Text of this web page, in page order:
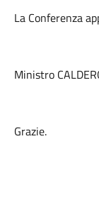
La Conferenza
Ministro
Grazie.